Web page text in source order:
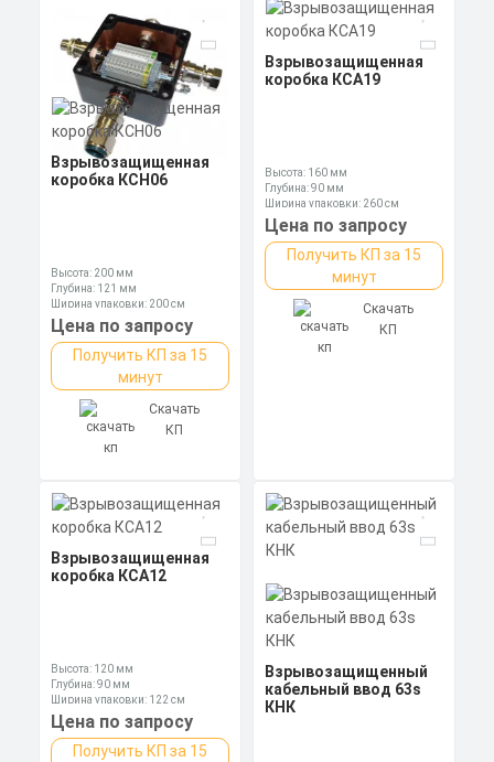
Взрывозащищенная
коробка КСН06
Высота: 200 мм
Глубина: 121 мм
Ширина упаковки: 200 см
Цена по запросу
Получить КП за 15
минут
Скачать
КП
Взрывозащищенная
коробка КСА19
Высота: 160 мм
Глубина: 90 мм
Ширина упаковки: 260 см
Цена по запросу
Получить КП за 15
минут
Скачать
КП
Взрывозащищенная
коробка КСА12
Высота: 120 мм
Глубина: 90 мм
Ширина упаковки: 122 см
Цена по запросу
Получить КП за 15
Взрывозащищенный
кабельный ввод 63s
КНК